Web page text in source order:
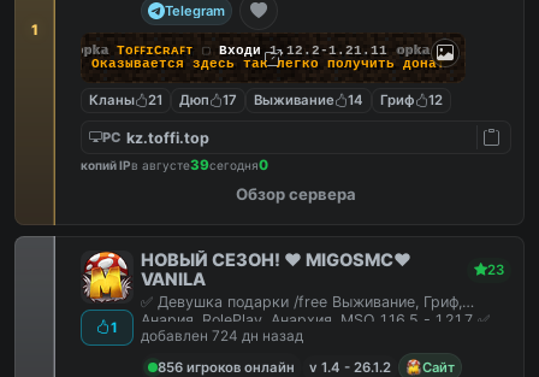
1
Telegram
opka TᴏꜰꜰɪCʀᴀꜰᴛ ▢ Входи1.12.2-1.21.11 opka
❯ Оказывается здесь так легко получить донат
Кланы 21 Дюп 17 Выживание 14 Гриф 12
PC kz.toffi.top
копий IPв августе39сегодня0
Обзор сервера
1
НОВЫЙ СЕЗОН! ❤️ MIGOSMC❤️
VANILA
23
✅ Девушка подарки /free Выживание, Гриф,
Анария, RolePlay, Анархия, MSO 1.16.5 - 1.21.7 ✅
добавлен 724 дн назад
856 игроков онлайн
v 1.4 - 26.1.2
Сайт